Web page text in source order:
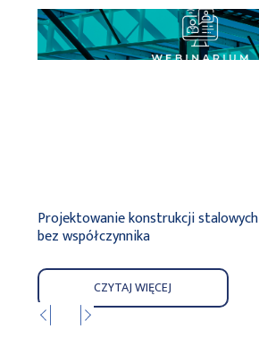
Projektowanie konstrukcji stalowych
bez współczynnika
CZYTAJ WIĘCEJ